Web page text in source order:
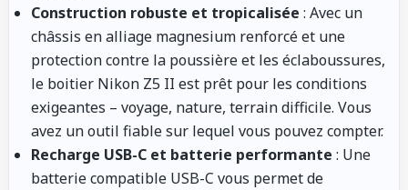
Construction robuste et tropicalisée : Avec un
châssis en alliage magnesium renforcé et une
protection contre la poussière et les éclaboussures,
le boitier Nikon Z5 II est prêt pour les conditions
exigeantes – voyage, nature, terrain difficile. Vous
avez un outil fiable sur lequel vous pouvez compter.
Recharge USB-C et batterie performante : Une
batterie compatible USB-C vous permet de